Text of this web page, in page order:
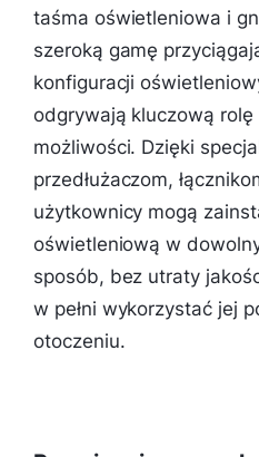
taśma oświetleniowa i
szeroką gamę
konfiguracji
odgrywają kluczową
możliwości. Dzięki
przedłużaczom,
użytkownicy mogą
oświetleniową w
sposób, bez utraty
w pełni wykorzystać jej
otoczeniu.